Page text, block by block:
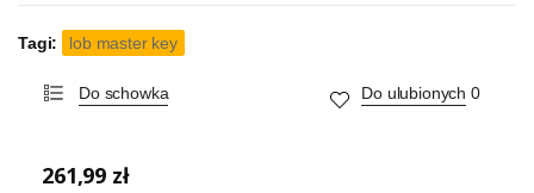
Tagi: lob master key
Do schowka Do ulubionych 0
261,99 zł